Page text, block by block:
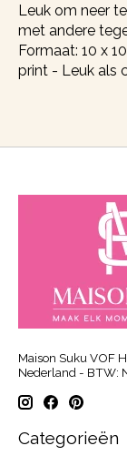
Leuk om neer
met andere
Formaat: 10 x
print - Leuk als
Maison Suku VOF
Nederland - BTW:
Categorieën